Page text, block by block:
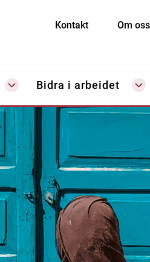
Kontakt Om oss
Bidra i arbeidet